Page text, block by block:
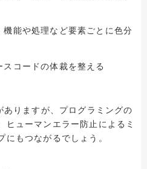
機能や処理など要素ごとに色分
コードの体裁を整える
りますが、プログラミングの
ヒューマンエラー防止によるミ
にもつながるでしょう。